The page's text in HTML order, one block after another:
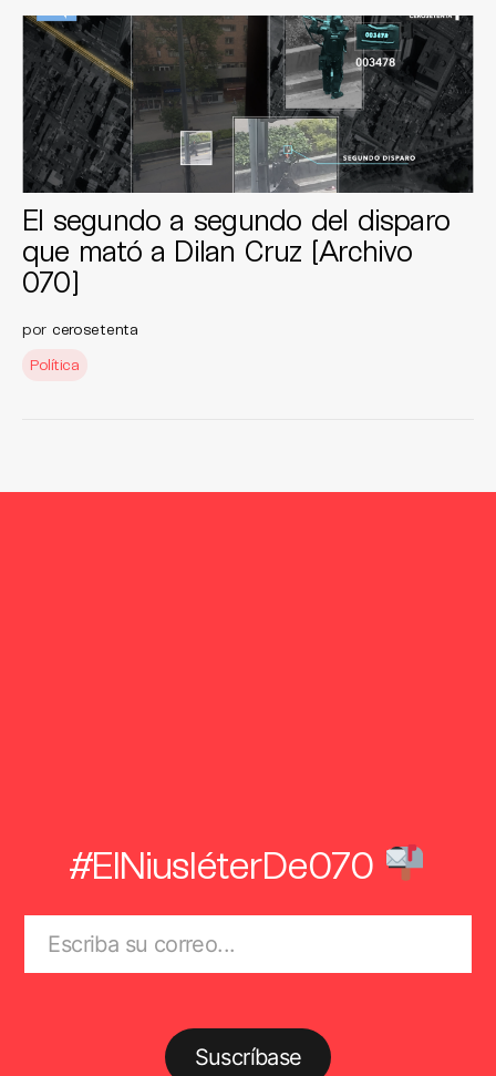
El segundo a segundo del disparo
que mató a Dilan Cruz [Archivo
070]
por cerosetenta
Política
#ElNiusléterDe070
Suscríbase